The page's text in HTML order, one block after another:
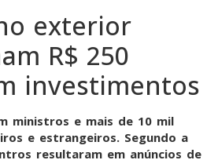
exterior
R$ 250
investimentos
ministros e mais de 10 mil
e estrangeiros. Segundo a
resultaram em anúncios de